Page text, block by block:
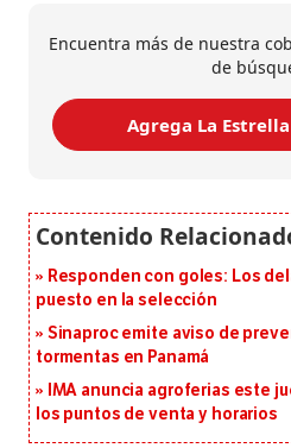
Encuentra más de nuestra
de
Agrega La
Responden con goles: Los
puesto en la selección
Sinaproc emite aviso de
tormentas en Panamá
IMA anuncia agroferias este
los puntos de venta y horarios